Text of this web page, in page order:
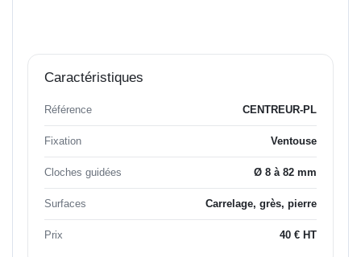
Caractéristiques
Référence CENTREUR-PL
Fixation Ventouse
Cloches guidées Ø 8 à 82 mm
Surfaces Carrelage, grès, pierre
Prix 40 € HT